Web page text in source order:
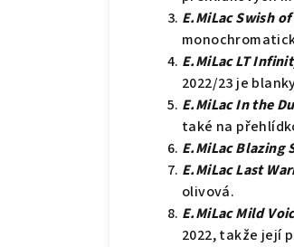
E.MiLac Swish
E.MiLac LT
2022/23 je
E.MiLac In the
také na
E.MiLac Blazing
E.MiLac Last
olivová.
E.MiLac Mild
2022, takže její